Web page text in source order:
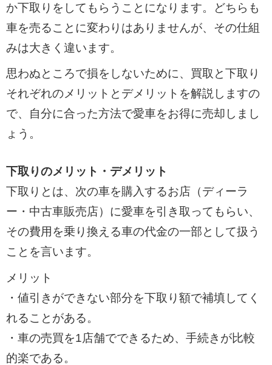
か下取りをしてもらうことになります。どちらも
車を売ることに変わりはありませんが、その仕組
みは大きく違います。
思わぬところで損をしないために、買取と下取り
それぞれのメリットとデメリットを解説しますの
で、自分に合った方法で愛車をお得に売却しまし
ょう。
下取りのメリット・デメリット
下取りとは、次の車を購入するお店（ディーラ
ー・中古車販売店）に愛車を引き取ってもらい、
その費用を乗り換える車の代金の一部として扱う
ことを言います。
メリット
・値引きができない部分を下取り額で補填してく
れることがある。
・車の売買を1店舗でできるため、手続きが比較
的楽である。